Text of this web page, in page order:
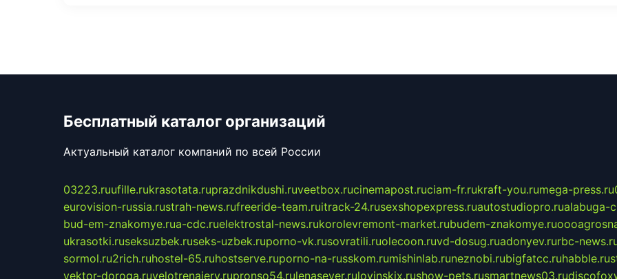
Бесплатный каталог организаций
Актуальный каталог компаний по всей России
03223.ruufille.rukrasotata.ruprazdnikdushi.ruveetbox.rucinemapost.ruciam-fr.rukraft-you.rumega-press.ru
eurovision-russia.rustrah-news.rufreeride-team.ruitrack-24.rusexshopexpress.ruautostudiopro.rualabuga-
bud-em-znakomye.rua-cdc.ruelektrostal-news.rukorolevremont-market.rubudem-znakomye.ru
ukrasotki.ruseksuzbek.ruseks-uzbek.ruporno-vk.rusovratili.ruolecoon.ruvd-dosug.ruadonyev.rurbc-
sormol.ru2rich.ruhostel-65.ruhostserve.ruporno-na-russkom.rumishinlab.runeznobi.rubigfatcc.ruhabble.ru
vektor-doroga.ruvelotrenajery.rupronso54.rulenasever.rulovinskix.rushow-pets.rusmartnews03.ru